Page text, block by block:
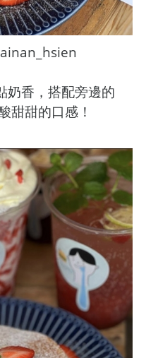
奶香，搭配旁邊的
甜甜的口感！